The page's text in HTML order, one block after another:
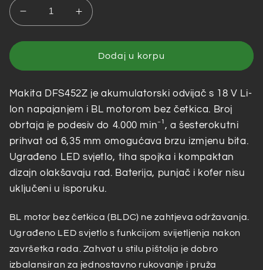
Smanji
količinu
za
–
odvijač
/
šauber
DFS452Z
Povećaj
količinu
za
Makita
–
odvijač
/
šauber
Dodaj u korpu
Makita DFS452Z je akumulatorski odvijač s 18 V Li-
Ion napajanjem i BL motorom bez četkica. Broj
obrtaja je podesiv do 4.000 min⁻¹, a šesterokutni
prihvat od 6,35 mm omogućava brzu izmjenu bita.
Ugrađeno LED svjetlo, tiha spojka i kompaktan
dizajn olakšavaju rad. Baterija, punjač i kofer nisu
uključeni u isporuku.
BL motor bez četkica (BLDC) ne zahtjeva održavanja.
Ugrađeno LED svjetlo s funkcijom svijetljenja nakon
završetka rada. Zahvat u stilu pištolja je dobro
izbalansiran za jednostavno rukovanje i pruža